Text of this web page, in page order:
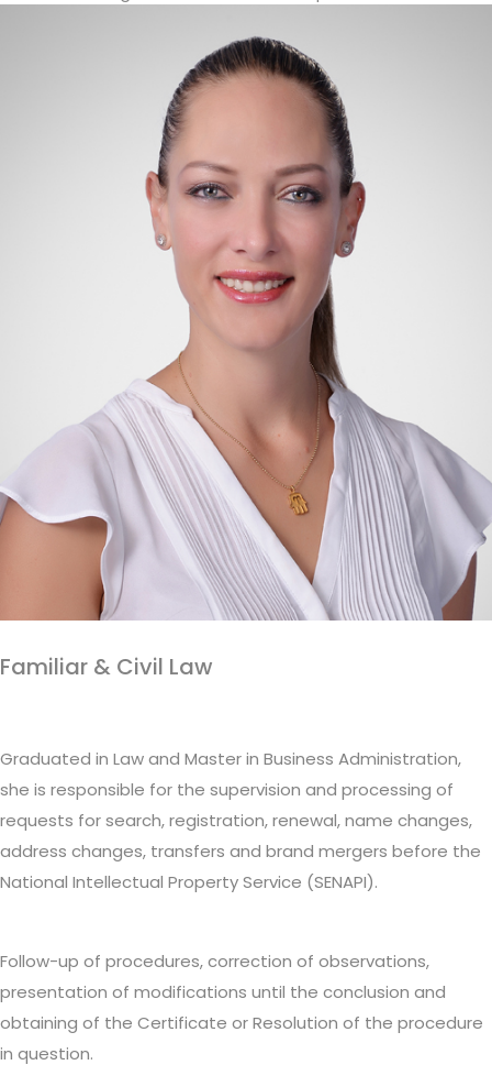
Familiar & Civil Law
Graduated in Law and Master in Business Administration,
she is responsible for the supervision and processing of
requests for search, registration, renewal, name changes,
address changes, transfers and brand mergers before the
National Intellectual Property Service (SENAPI).
Follow-up of procedures, correction of observations,
presentation of modifications until the conclusion and
obtaining of the Certificate or Resolution of the procedure
in question.